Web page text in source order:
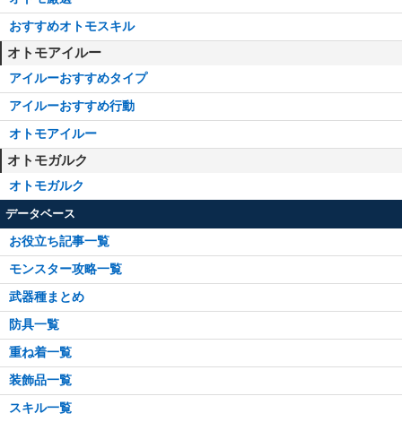
おすすめオトモスキル
オトモアイルー
アイルーおすすめタイプ
アイルーおすすめ行動
オトモアイルー
オトモガルク
オトモガルク
データベース
お役立ち記事一覧
モンスター攻略一覧
武器種まとめ
防具一覧
重ね着一覧
装飾品一覧
スキル一覧